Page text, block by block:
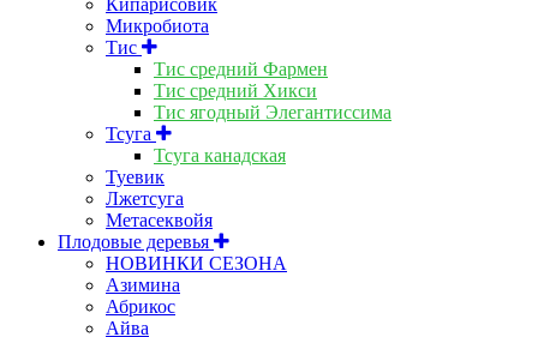
Кипарисовик
Микробиота
Тис
Тис средний Фармен
Тис средний Хикси
Тис ягодный Элегантиссима
Тсуга
Тсуга канадская
Туевик
Лжетсуга
Метасеквойя
Плодовые деревья
НОВИНКИ СЕЗОНА
Азимина
Абрикос
Айва